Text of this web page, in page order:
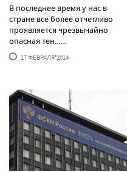
В последнее время у нас в
стране все более отчетливо
проявляется чрезвычайно
опасная тен......
17 ФЕВРАЛЯ'2014